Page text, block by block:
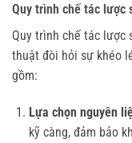
Quy trình chế tác lược
Quy trình chế tác lược
thuật đòi hỏi sự khéo
gồm:
Lựa chọn nguyên
kỹ càng, đảm bảo